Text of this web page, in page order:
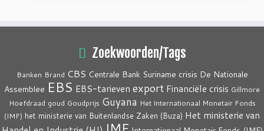
Zoekwoorden/Tags
Banken Brand CBS Centrale Bank Suriname crisis De Nationale
Assemblee EBS EBS-tarieven export Financiële crisis Gillmore
Hoefdraad goud Goudprijs Guyana Het Internationaal Monetair Fonds
(IMF) het ministerie van Buitenlandse Zaken (Buza) Het ministerie van